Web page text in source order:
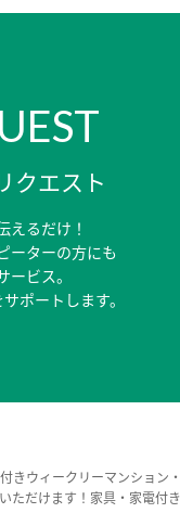
クエスト
えるだけ！
ーターの方にも
ービス。
ポートします。
きウィークリーマンション
ただけます！家具・家電付